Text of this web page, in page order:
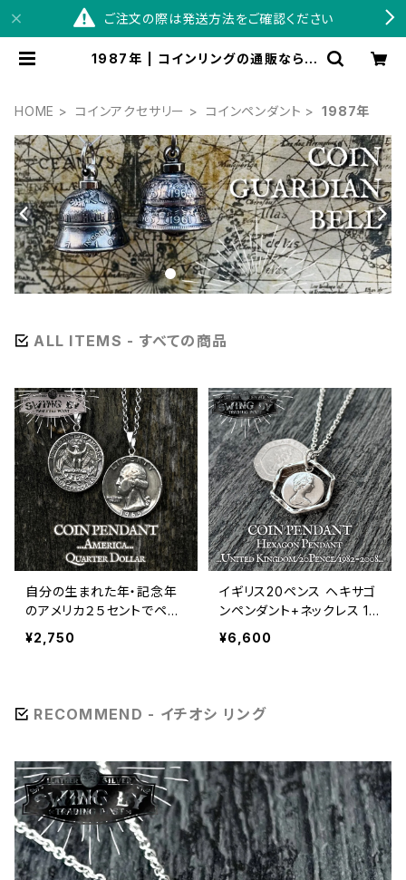
ご注文の際は発送方法をご確認ください
1987年 | コインリングの通販ならS
HOME コインアクセサリー コインペンダント 1987年
ALL ITEMS - すべての商品
自分の生まれた年・記念年
のアメリカ２５セントでペン
ダントをお作りします
¥2,750
イギリス20ペンス ヘキサゴ
ンペンダント+ネックレス 19
82年〜2008年 テューダー
ローズ柄
¥6,600
RECOMMEND - イチオシ リング